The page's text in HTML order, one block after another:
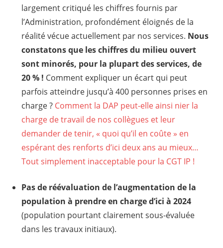
largement critiqué les chiffres fournis par
l’Administration, profondément éloignés de la
réalité vécue actuellement par nos services. Nous
constatons que les chiffres du milieu ouvert
sont minorés, pour la plupart des services, de
20 % ! Comment expliquer un écart qui peut
parfois atteindre jusqu’à 400 personnes prises en
charge ? Comment la DAP peut-elle ainsi nier la
charge de travail de nos collègues et leur
demander de tenir, « quoi qu’il en coûte » en
espérant des renforts d’ici deux ans au mieux…
Tout simplement inacceptable pour la CGT IP !
Pas de réévaluation de l’augmentation de la
population à prendre en charged’ici à 2024
(population pourtant clairement sous-évaluée
dans les travaux initiaux).